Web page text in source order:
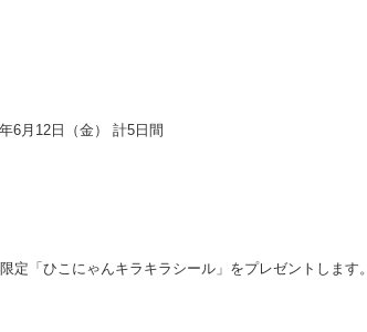
6月12日（金） 計5日間
定「ひこにゃんキラキラシール」をプレゼントします。